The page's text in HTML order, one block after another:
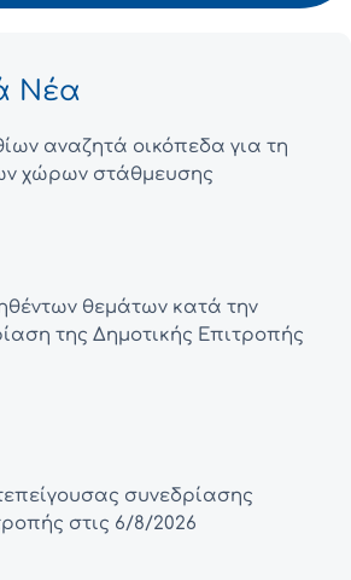
Νέα
αναζητά οικόπεδα για τη
χώρων στάθμευσης
θεμάτων κατά την
της Δημοτικής Επιτροπής
συνεδρίασης
στις 6/8/2026